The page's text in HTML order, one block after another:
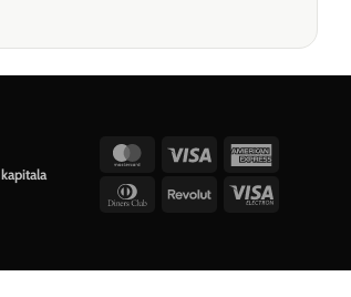
MasterCard
Visa
DinnersRevolutVisa